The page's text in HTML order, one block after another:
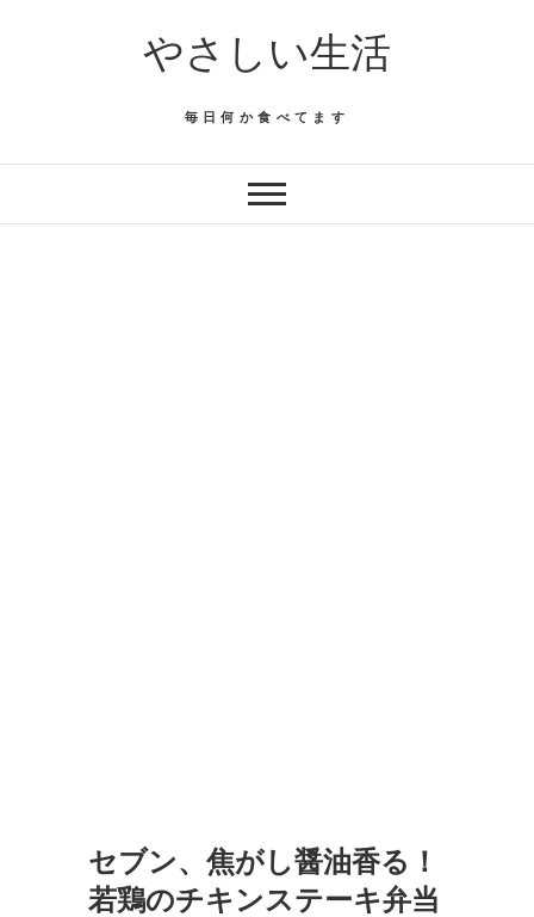
やさしい生活
毎日何か食べてます
セブン、焦がし醤油香る！
若鶏のチキンステーキ弁当